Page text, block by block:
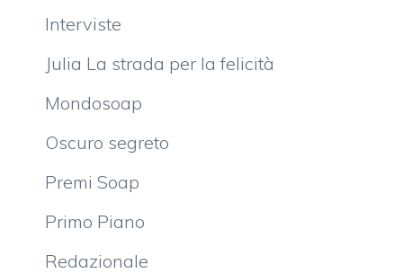
Interviste
Julia La strada per la felicità
Mondosoap
Oscuro segreto
Premi Soap
Primo Piano
Redazionale